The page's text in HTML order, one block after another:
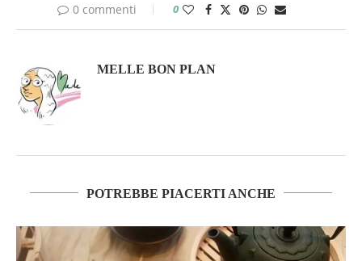
0 commenti 0
MELLE BON PLAN
POTREBBE PIACERTI ANCHE